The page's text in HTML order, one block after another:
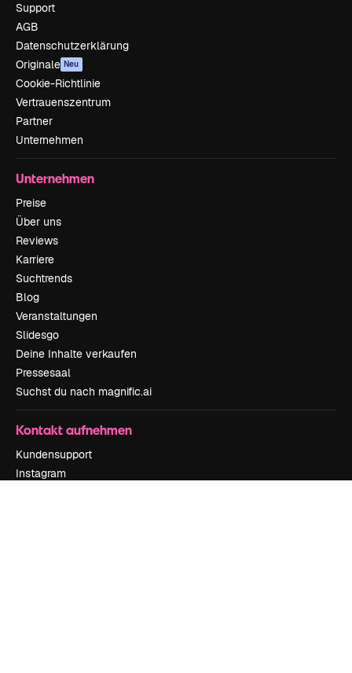
Support
AGB
Datenschutzerklärung
Originale Neu
Cookie-Richtlinie
Vertrauenszentrum
Partner
Unternehmen
Unternehmen
Preise
Über uns
Reviews
Karriere
Suchtrends
Blog
Veranstaltungen
Slidesgo
Deine Inhalte verkaufen
Pressesaal
Suchst du nach magnific.ai
Kontakt aufnehmen
Kundensupport
Instagram